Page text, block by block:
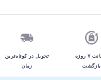
ضمانت ۷ روزه
بازگشت
تحویل در کوتاه‌ترین
زمان